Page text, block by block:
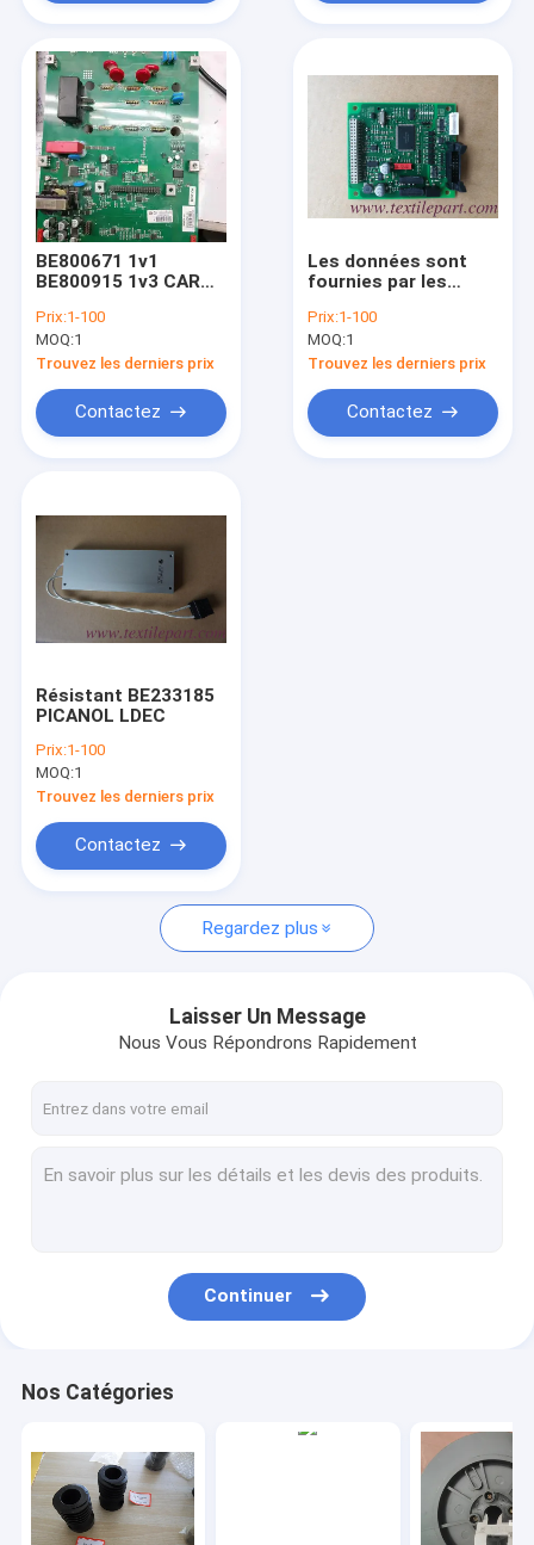
BE800671 1v1
BE800915 1v3 CARTE
Prix:1-100
MOQ:1
Trouvez les derniers prix
Contactez
Les données sont
fournies par les
compétentes.
Prix:1-100
MOQ:1
Trouvez les derniers prix
Contactez
Résistant BE233185
PICANOL LDEC
Prix:1-100
MOQ:1
Trouvez les derniers prix
Contactez
Regardez plus
Laisser Un Message
Nous Vous Répondrons Rapidement
Continuer
Nos Catégories